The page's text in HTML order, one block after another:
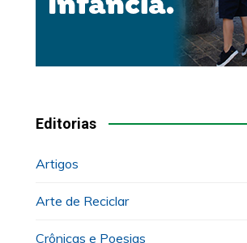
Editorias
Artigos
Arte de Reciclar
Crônicas e Poesias